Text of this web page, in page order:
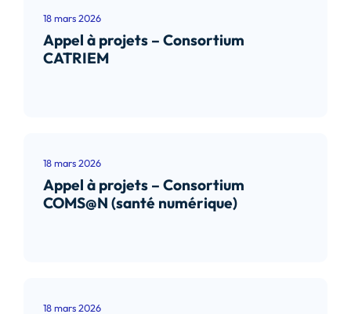
18 mars 2026
Appel à projets – Consortium
CATRIEM
18 mars 2026
Appel à projets – Consortium
COMS@N (santé numérique)
18 mars 2026